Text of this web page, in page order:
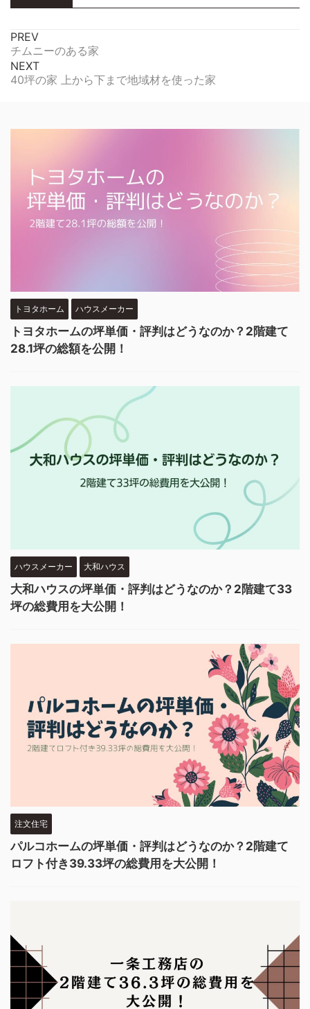
PREV
チムニーのある家
NEXT
40坪の家 上から下まで地域材を使った家
トヨタホーム ハウスメーカー
トヨタホームの坪単価・評判はどうなのか？2階建て
28.1坪の総額を公開！
ハウスメーカー 大和ハウス
大和ハウスの坪単価・評判はどうなのか？2階建て33
坪の総費用を大公開！
注文住宅
パルコホームの坪単価・評判はどうなのか？2階建て
ロフト付き39.33坪の総費用を大公開！